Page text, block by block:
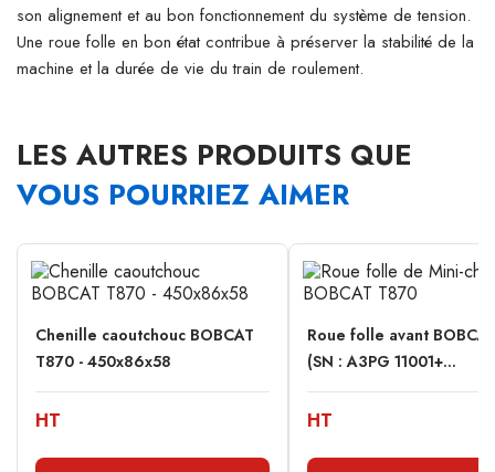
son alignement et au bon fonctionnement du système de tension.
Une roue folle en bon état contribue à préserver la stabilité de la
machine et la durée de vie du train de roulement.
LES AUTRES PRODUITS QUE
VOUS POURRIEZ AIMER
Chenille caoutchouc BOBCAT
T870 - 450x86x58
HT
Roue folle avant
(SN : A3PG 11001+...
HT